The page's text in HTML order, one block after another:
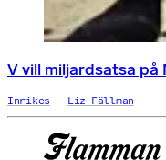
V vill miljardsatsa på
Inrikes Liz Fällman